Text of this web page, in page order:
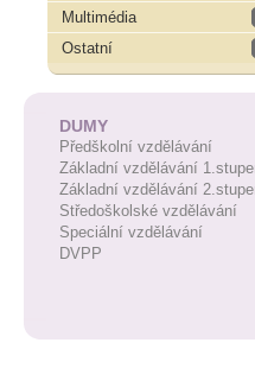
Multimédia
Ostatní
DUMY
Předškolní vzdělávání
Základní vzdělávání
Základní vzdělávání
Středoškolské vzdělávání
Speciální vzdělávání
DVPP